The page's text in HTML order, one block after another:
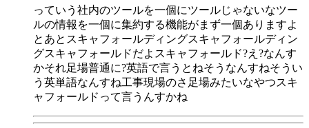
っていう社内のツールを一個にツールじゃないなツー
ルの情報を一個に集約する機能がまず一個ありますよ
とあとスキャフォールディングスキャフォールディン
グスキャフォールドだよスキャフォールド?え?なんす
かそれ足場普通に?英語で言うとねそうなんすねそうい
う英単語なんすね工事現場のさ足場みたいなやつスキ
ャフォールドって言うんすかね